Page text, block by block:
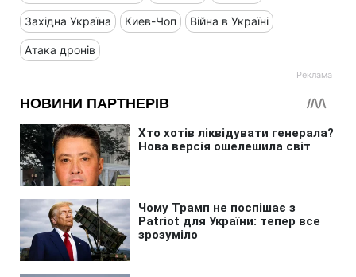
Західна Україна Киев-Чоп Війна в Україні
Атака дронів